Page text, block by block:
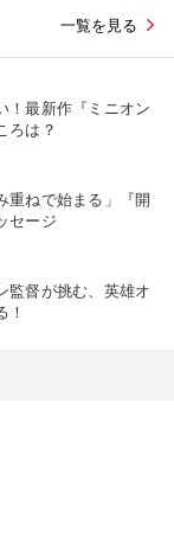
一覧を見る
！最新作『ミニオン
ろは？
重ねで始まる」『開
セージ
監督が挑む、英雄オ
！